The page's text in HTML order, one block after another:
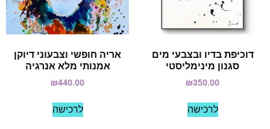
דוכיפת בדיו ובצבעי מים
סגנון מינימליסטי
₪350.00
לרכישה
אריה חופשי וצבעוני דיוקן
אמנותי מלא אנרגיה
₪440.00
לרכישה